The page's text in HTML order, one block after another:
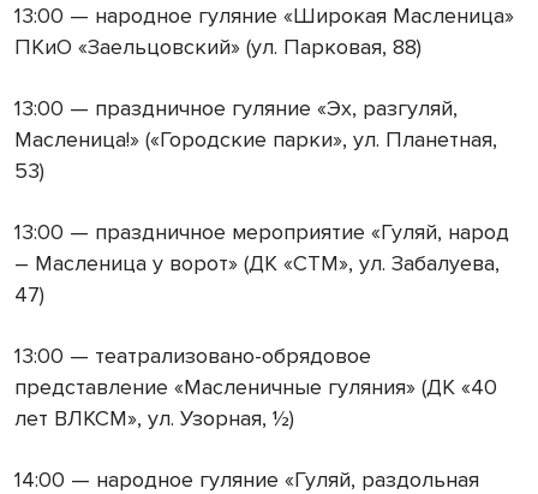
13:00 — народное гуляние «Широкая Масленица»
ПКиО «Заельцовский» (ул. Парковая, 88)
13:00 — праздничное гуляние «Эх, разгуляй,
Масленица!» («Городские парки», ул. Планетная,
53)
13:00 — праздничное мероприятие «Гуляй, народ
– Масленица у ворот» (ДК «СТМ», ул. Забалуева,
47)
13:00 — театрализовано-обрядовое
представление «Масленичные гуляния» (ДК «40
лет ВЛКСМ», ул. Узорная, ½)
14:00 — народное гуляние «Гуляй, раздольная